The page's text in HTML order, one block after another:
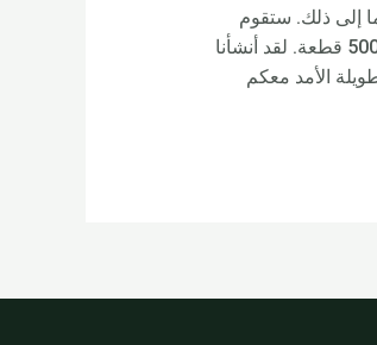
إلى ذلك. ستقوم
Rooder أيضًا بالتوريد إلى جميع أنحاء العالم، مثل أوروبا وأمريكا وأستراليا وسورينام وماليزيا ومكة وفرنسا. إنتاجنا الشهري أكثر من 5000 قطعة. لقد أنشأنا
الأمد معكم